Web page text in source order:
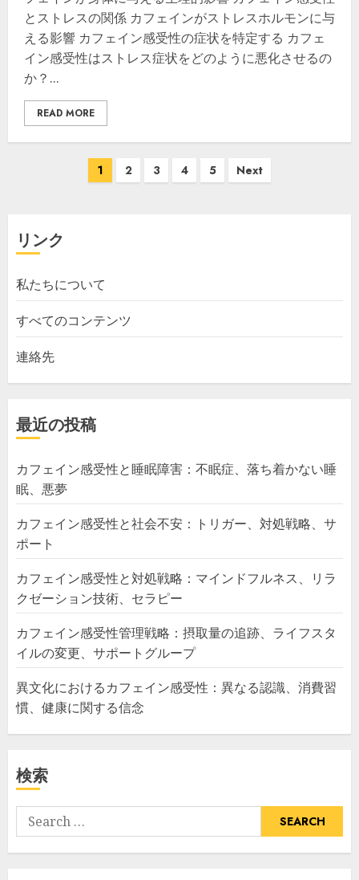
とストレスの関係 カフェインがストレスホルモンに与
える影響 カフェイン感受性の症状を特定する カフェ
イン感受性はストレス症状をどのように悪化させるの
か？...
READ MORE
1 2 3 4 5 Next
リンク
私たちについて
すべてのコンテンツ
連絡先
最近の投稿
カフェイン感受性と睡眠障害：不眠症、落ち着かない睡
眠、悪夢
カフェイン感受性と社会不安：トリガー、対処戦略、サ
ポート
カフェイン感受性と対処戦略：マインドフルネス、リラ
クゼーション技術、セラピー
カフェイン感受性管理戦略：摂取量の追跡、ライフスタ
イルの変更、サポートグループ
異文化におけるカフェイン感受性：異なる認識、消費習
慣、健康に関する信念
検索
Search
for: